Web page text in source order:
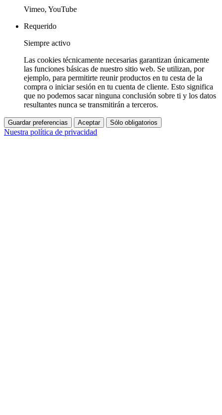
Vimeo, YouTube
Requerido
Siempre activo
Las cookies técnicamente necesarias garantizan únicamente
las funciones básicas de nuestro sitio web. Se utilizan, por
ejemplo, para permitirte reunir productos en tu cesta de la
compra o iniciar sesión en tu cuenta de cliente. Esto significa
que no podemos sacar ninguna conclusión sobre ti y los datos
resultantes nunca se transmitirán a terceros.
Guardar preferencias Aceptar Sólo obligatorios
Nuestra política de privacidad